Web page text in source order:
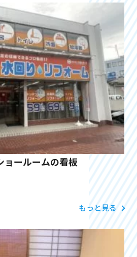
ョールームの看板
もっと見る